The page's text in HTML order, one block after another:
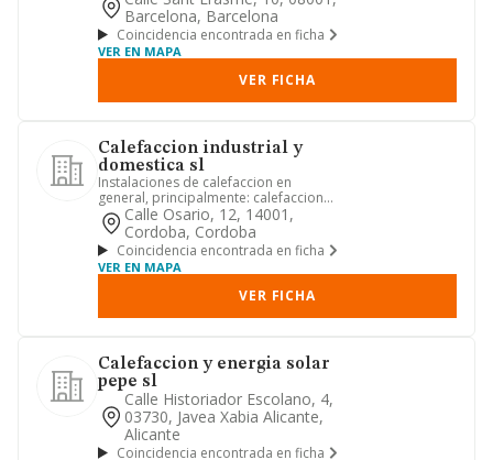
Barcelona, Barcelona
Coincidencia encontrada en ficha
VER EN MAPA
VER FICHA
Calefaccion industrial y
domestica sl
Instalaciones de calefaccion en
general, principalmente: calefaccion
radiante, acumuladores, agua c...
Calle Osario, 12, 14001,
Cordoba, Cordoba
Coincidencia encontrada en ficha
VER EN MAPA
VER FICHA
Calefaccion y energia solar
pepe sl
Calle Historiador Escolano, 4,
03730, Javea Xabia Alicante,
Alicante
Coincidencia encontrada en ficha